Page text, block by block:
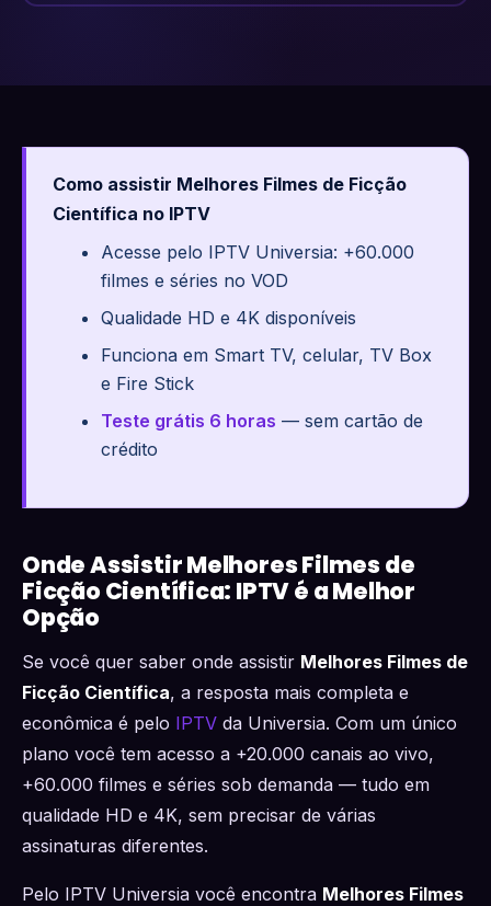
Como assistir Melhores Filmes de Ficção
Científica no IPTV
Acesse pelo IPTV Universia: +60.000
filmes e séries no VOD
Qualidade HD e 4K disponíveis
Funciona em Smart TV, celular, TV Box
e Fire Stick
Teste grátis 6 horas — sem cartão de
crédito
Onde Assistir Melhores Filmes de
Ficção Científica: IPTV é a Melhor
Opção
Se você quer saber onde assistir Melhores Filmes de
Ficção Científica, a resposta mais completa e
econômica é pelo IPTV da Universia. Com um único
plano você tem acesso a +20.000 canais ao vivo,
+60.000 filmes e séries sob demanda — tudo em
qualidade HD e 4K, sem precisar de várias
assinaturas diferentes.
Pelo IPTV Universia você encontra Melhores Filmes